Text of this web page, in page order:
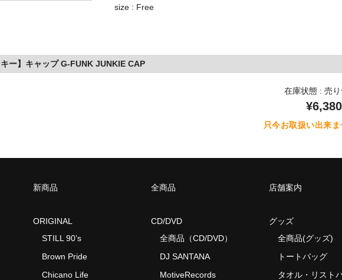
size : Free
キー】キャップ G-FUNK JUNKIE CAP
在庫状態 : 売
¥6,380
只今お取扱い出来
新商品 全商品 店舗案内
ORIGINAL
STILL 90’s
Brown Pride
Chicano Life
CD/DVD
全商品（CD/DVD）
DJ SANTANA
MotiveRecords
グッズ
全商品(グッズ)
トートバッグ
タオル・リスト